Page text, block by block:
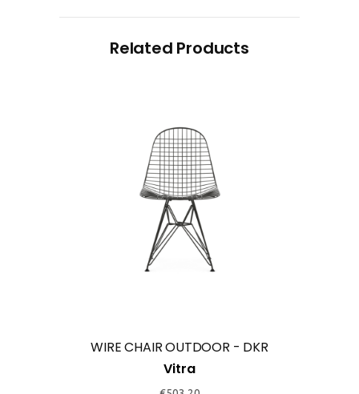
Related Products
WIRE CHAIR OUTDOOR - DKR
Vitra